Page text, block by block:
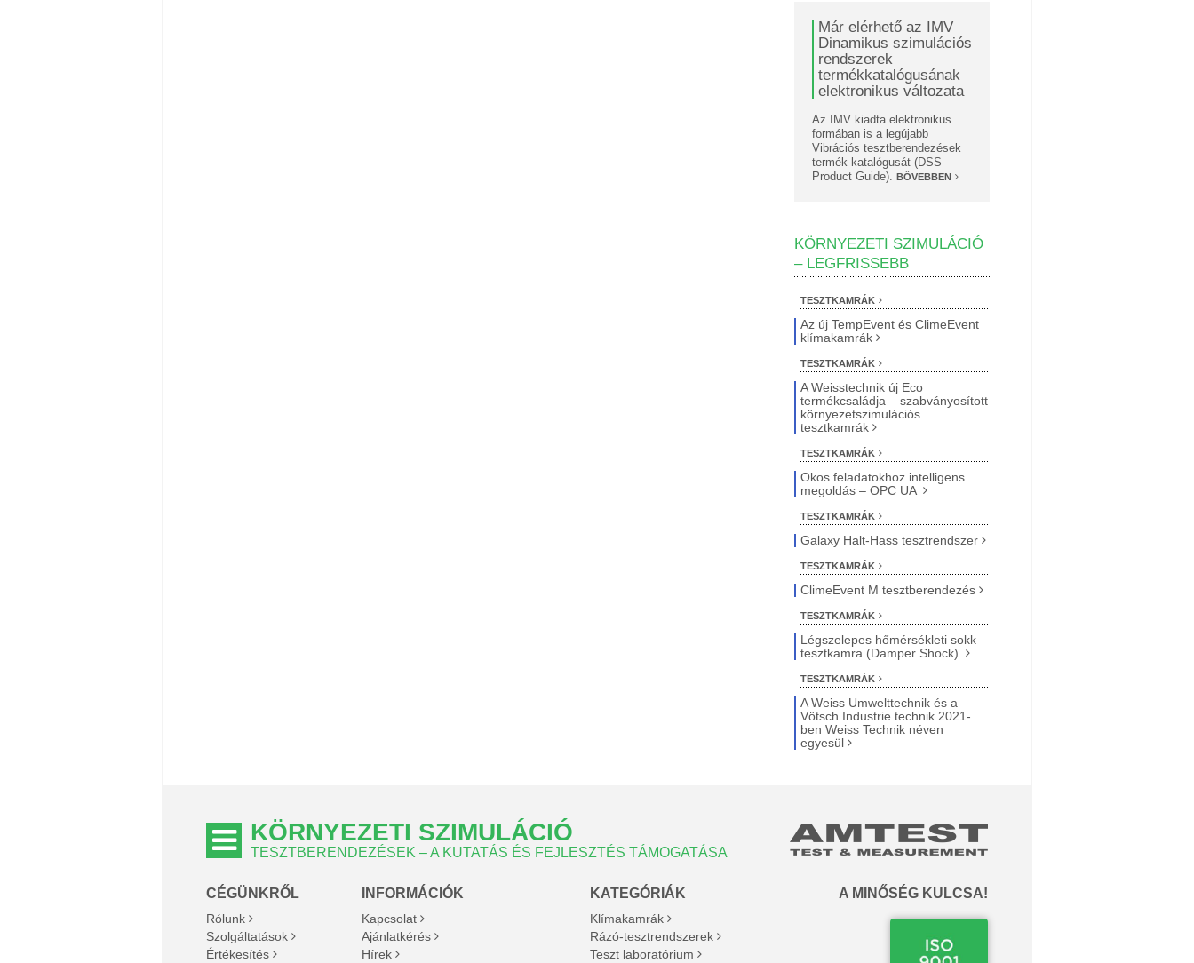
Már elérhető az IMV
Dinamikus szimulációs
rendszerek
termékkatalógusának
elektronikus változata
Az IMV kiadta elektronikus
formában is a legújabb
Vibrációs tesztberendezések
termék katalógusát (DSS
Product Guide). BŐVEBBEN
KÖRNYEZETI SZIMULÁCIÓ
– LEGFRISSEBB
TESZTKAMRÁK
Az új TempEvent és ClimeEvent
klímakamrák
TESZTKAMRÁK
A Weisstechnik új Eco
termékcsaládja – szabványosított
környezetszimulációs
tesztkamrák
TESZTKAMRÁK
Okos feladatokhoz intelligens
megoldás – OPC UA
TESZTKAMRÁK
Galaxy Halt-Hass tesztrendszer
TESZTKAMRÁK
ClimeEvent M tesztberendezés
TESZTKAMRÁK
Légszelepes hőmérsékleti sokk
tesztkamra (Damper Shock)
TESZTKAMRÁK
A Weiss Umwelttechnik és a
Vötsch Industrie technik 2021-
ben Weiss Technik néven
egyesül
KÖRNYEZETI SZIMULÁCIÓ
TESZTBERENDEZÉSEK – A KUTATÁS ÉS FEJLESZTÉS TÁMOGATÁSA
CÉGÜNKRŐL
Rólunk
Szolgáltatások
Értékesítés
INFORMÁCIÓK
Kapcsolat
Ajánlatkérés
Hírek
KATEGÓRIÁK
Klímakamrák
Rázó-tesztrendszerek
Teszt laboratórium
A MINŐSÉG KULCSA!